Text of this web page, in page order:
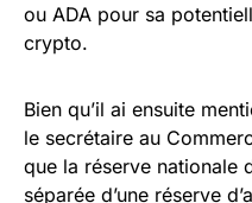
ou ADA pour sa
crypto.
Bien qu’il ai ensuite
le secrétaire au
que la réserve nationale
séparée d’une réserve